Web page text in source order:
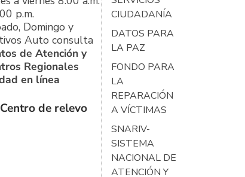
p.m.
Domingo y
Auto consulta
de Atención y
Regionales
en línea
Centro de relevo
CIUDADANÍA
DATOS PARA
LA PAZ
FONDO PARA
LA
REPARACIÓN
A VÍCTIMAS
SNARIV-
SISTEMA
NACIONAL DE
ATENCIÓN Y